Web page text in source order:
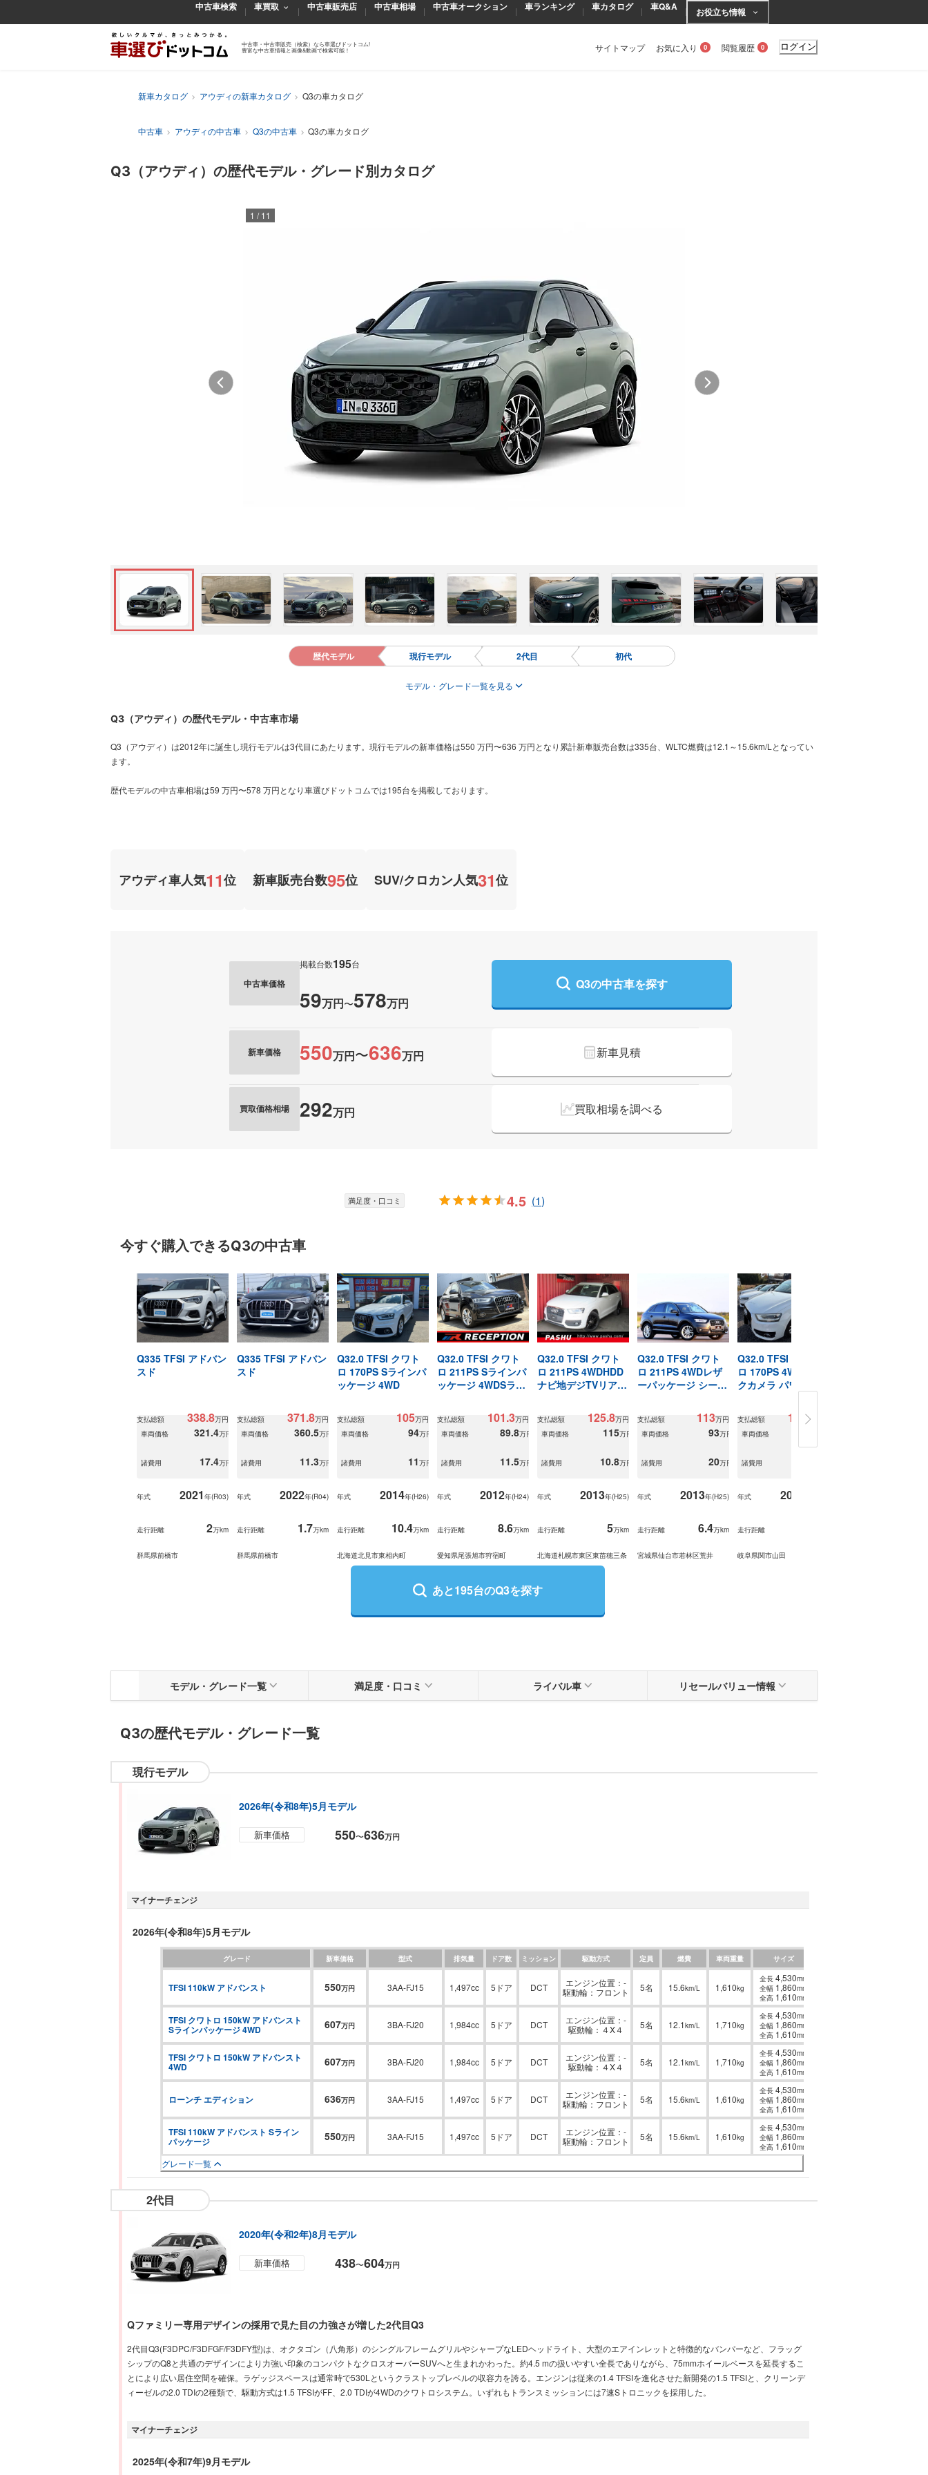
中古車検索 車買取 中古車販売店 中古車相場 中古車オークション 車ランキング 車カタログ 車Q&A お役立ち情報
中古車・中古車販売（検索）なら車選びドットコム!
豊富な中古車情報と画像&動画で検索可能！
サイトマップ お気に入り 0 閲覧履歴 0 ログイン
新車カタログ アウディの新車カタログ Q3の車カタログ
中古車 アウディの中古車 Q3の中古車 Q3の車カタログ
Q3（アウディ）の歴代モデル・グレード別カタログ
1 /11
歴代モデル 現行モデル 2代目 初代
モデル・グレード一覧を見る
Q3（アウディ）の歴代モデル・中古車市場
Q3（アウディ）は2012年に誕生し現行モデルは3代目にあたります。現行モデルの新車価格は550 万円〜636 万円となり累計新車販売台数は335台、WLTC燃費は12.1～15.6km/Lとなってい
ます。
歴代モデルの中古車相場は59 万円〜578 万円となり車選びドットコムでは195台を掲載しております。
アウディ車人気11位 新車販売台数95位 SUV/クロカン人気31位
中古車価格
掲載台数195台
59万円〜578万円
Q3の中古車を探す
新車価格 550万円〜636万円 新車見積
買取価格相場 292万円 買取相場を調べる
満足度・口コミ 4.5 (1)
今すぐ購入できるQ3の中古車
Q335 TFSI アドバン
スド
支払総額 338.8万円
車両価格
321.4万円
諸費用 17.4万円
年式 2021 年(R03)
走行距離 2万km
群馬県前橋市
Q335 TFSI アドバン
スド
支払総額 371.8万円
車両価格
360.5万円
諸費用 11.3万円
年式 2022年(R04)
走行距離 1.7万km
群馬県前橋市
Q32.0 TFSI クワト
ロ 170PS Sラインパ
ッケージ 4WD
支払総額 105万円
車両価格
94万円
諸費用 11万円
年式 2014年(H26)
走行距離 10.4万km
北海道北見市東相内町
Q32.0 TFSI クワト
ロ 211PS Sラインパ
ッケージ 4WDSライ
支払総額 101.3万円
車両価格
89.8万円
諸費用 11.5万円
年式 2012年(H24)
走行距離 8.6万km
愛知県尾張旭市狩宿町
Q32.0 TFSI クワト
ロ 211PS 4WDHDD
ナビ地デジTVリアカ
支払総額 125.8万円
車両価格
115万円
諸費用 10.8万円
年式 2013年(H25)
走行距離 5万km
北海道札幌市東区東苗穂三条
Q32.0 TFSI クワト
ロ 211PS 4WDレザ
ーパッケージ シート
支払総額 113万円
車両価格
93万円
諸費用 20万円
年式 2013年(H25)
走行距離 6.4万km
宮城県仙台市若林区荒井
Q32.0 TFSI クワト
ロ 170PS 4WDバッ
クカメラ パワーシー
支払総額 101.4
車両価格
諸費用
年式 2015
走行距離
岐阜県関市山田
あと195台のQ3を探す
モデル・ グレード一覧 満足度・ 口コミ ライバル車 リセールバリュー情報
Q3の歴代モデル・グレード一覧
現行モデル
2026年(令和8年)5月モデル
新車価格 550〜636万円
マイナーチェンジ
2026年(令和8年)5月モデル
グレード 新車価格 型式 排気量 ドア数 ミッション 駆動方式 定員 燃費 車両重量 サイズ
TFSI 110kW アドバンスト 550万円 3AA-FJ15 1,497cc 5ドア DCT
エンジン位置：-
駆動輪：フロント
5名 15.6km/L 1,610kg
全長 4,530mm
全幅 1,860mm
全高 1,610mm
TFSI クワトロ 150kW アドバンスト
Sラインパッケージ 4WD 607万円 3BA-FJ20 1,984cc 5ドア DCT
エンジン位置：-
駆動輪：４X４
5名 12.1km/L 1,710kg
全長 4,530mm
全幅 1,860mm
全高 1,610mm
TFSI クワトロ 150kW アドバンスト
4WD 607万円 3BA-FJ20 1,984cc 5ドア DCT
エンジン位置：-
駆動輪：４X４
5名 12.1km/L 1,710kg
全長 4,530mm
全幅 1,860mm
全高 1,610mm
ローンチ エディション 636万円 3AA-FJ15 1,497cc 5ドア DCT
エンジン位置：-
駆動輪：フロント
5名 15.6km/L 1,610kg
全長 4,530mm
全幅 1,860mm
全高 1,610mm
TFSI 110kW アドバンスト Sライン
パッケージ 550万円 3AA-FJ15 1,497cc 5ドア DCT
エンジン位置：-
駆動輪：フロント
5名 15.6km/L 1,610kg
全長 4,530mm
全幅 1,860mm
全高 1,610mm
グレード一覧
2代目
2020年(令和2年)8月モデル
新車価格 438〜604万円
Qファミリー専用デザインの採用で見た目の力強さが増した2代目Q3
2代目Q3(F3DPC/F3DFGF/F3DFY型)は、オクタゴン（八角形）のシングルフレームグリルやシャープなLEDヘッドライト、大型のエアインレットと特徴的なバンパーなど、フラッグ
シップのQ8と共通のデザインにより力強い印象のコンパクトなクロスオーバーSUVへと生まれかわった。約4.5 mの扱いやすい全長でありながら、75mmホイールベースを延長するこ
とにより広い居住空間を確保。ラゲッジスペースは通常時で530Lというクラストップレベルの収容力を誇る。エンジンは従来の1.4 TFSIを進化させた新開発の1.5 TFSIと、クリーンデ
ィーゼルの2.0 TDIの2種類で、駆動方式は1.5 TFSIがFF、2.0 TDIが4WDのクワトロシステム。いずれもトランスミッションには7速Sトロニックを採用した。
マイナーチェンジ
2025年(令和7年)9月モデル